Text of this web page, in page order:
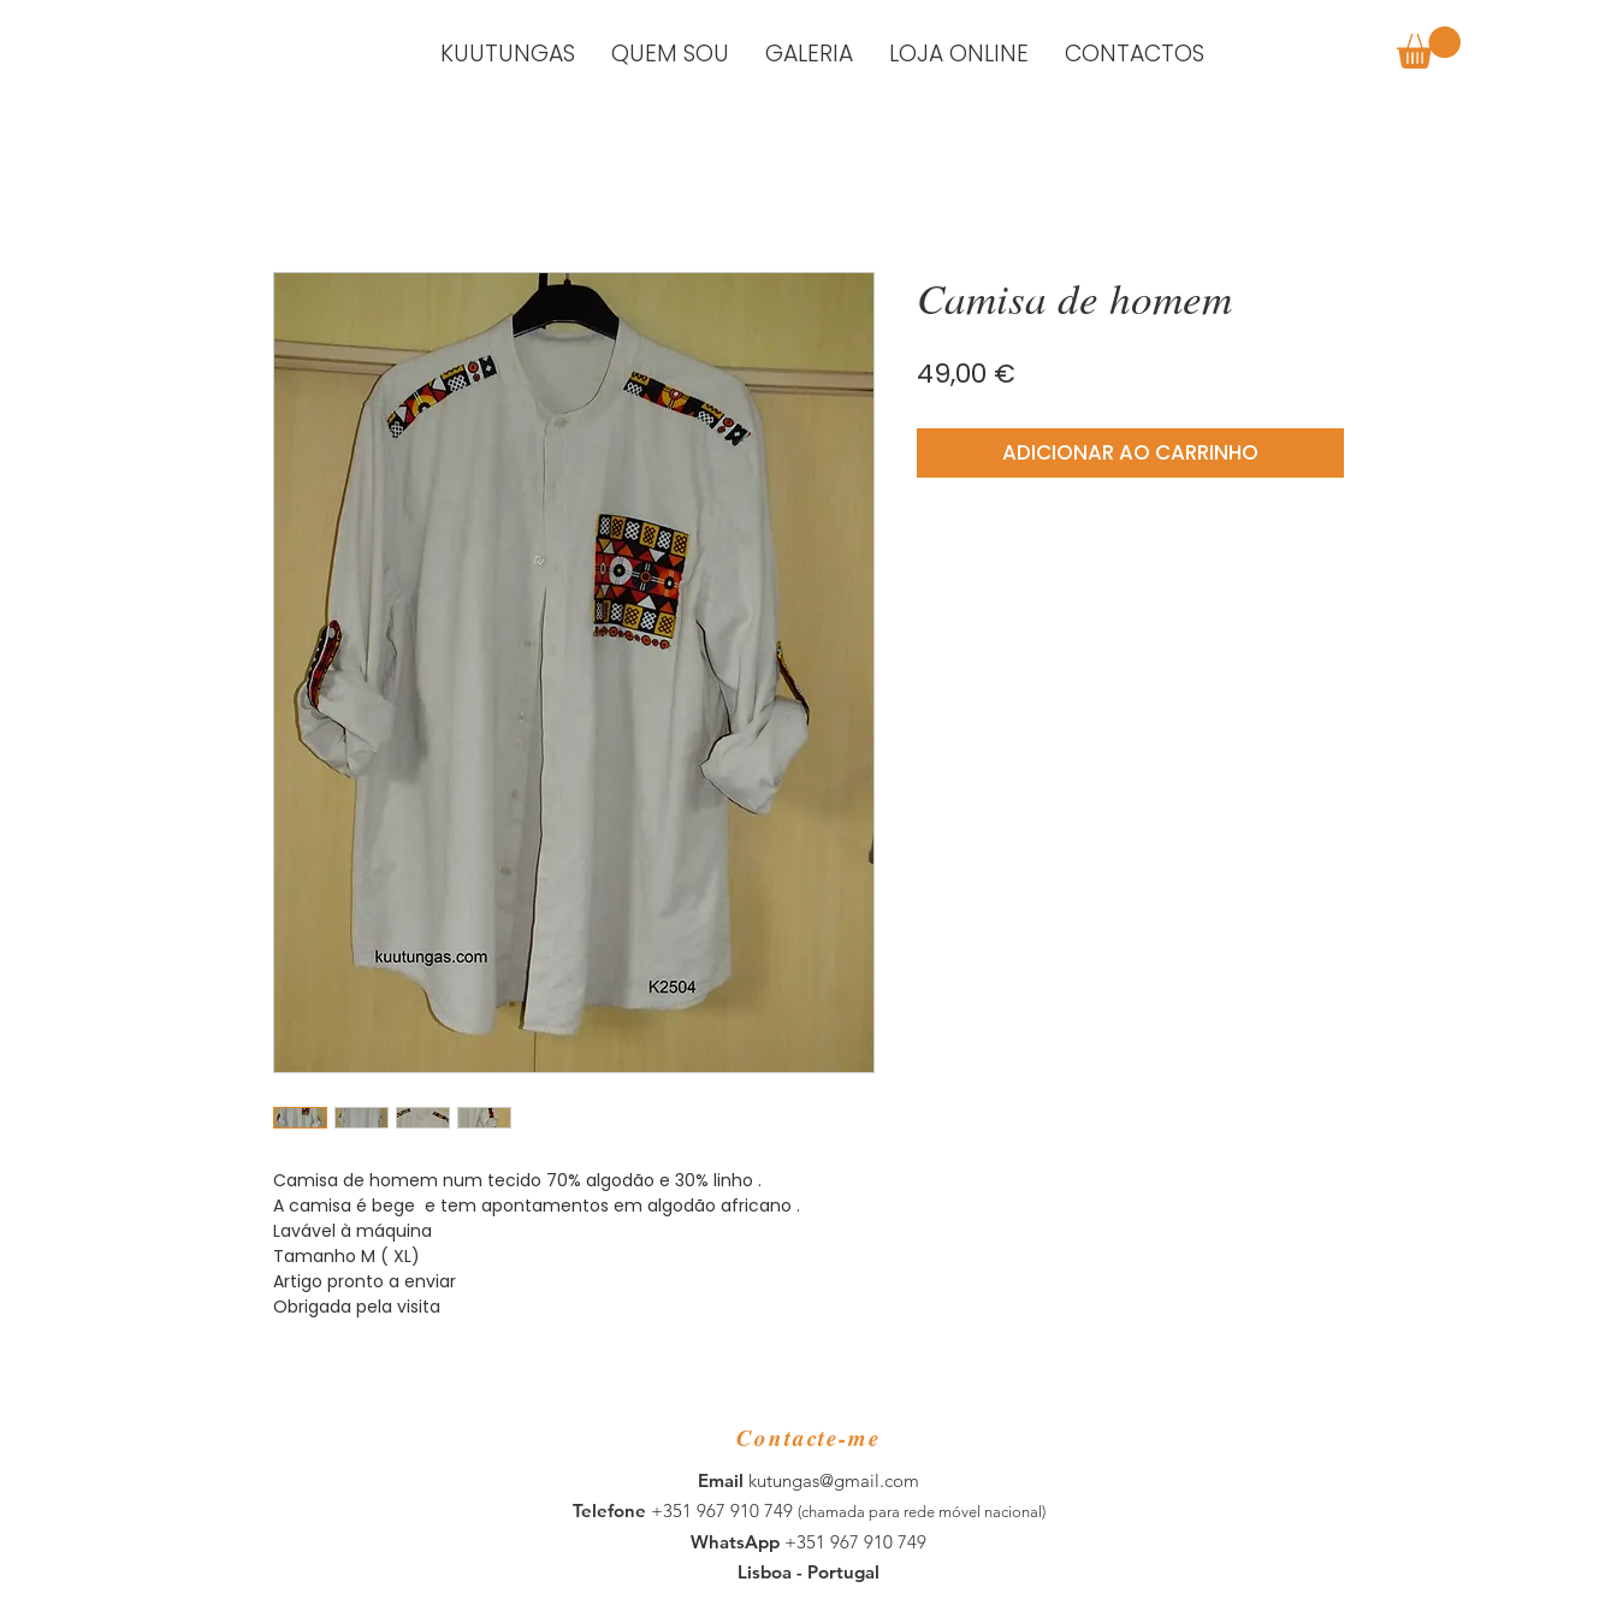
KUUTUNGAS QUEM SOU GALERIA LOJA ONLINE CONTACTOS
Camisa de homem num tecido 70% algodão e 30% linho .
A camisa é bege e tem apontamentos em algodão africano .
Lavável à máquina
Tamanho M ( XL)
Artigo pronto a enviar
Obrigada pela visita
Camisa de homem
49,00 €
ADICIONAR AO CARRINHO
Contacte-me
​Email kutungas@gmail.com
Telefone +351 967 910 749 (chamada para rede móvel nacional)
WhatsApp +351 967 910 749
Lisboa - Portugal